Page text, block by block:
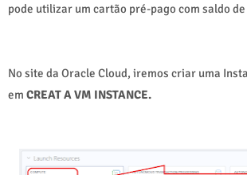
pode utilizar um cartão pré-pago com saldo
No site da Oracle Cloud, iremos criar uma
em CREAT A VM INSTANCE.